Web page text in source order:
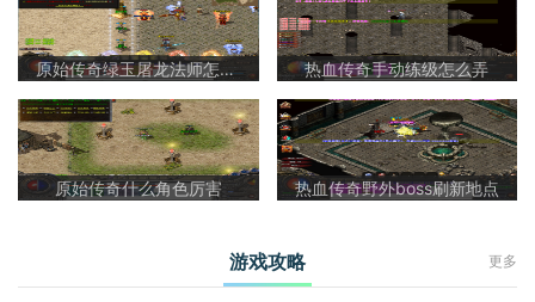
原始传奇绿玉屠龙法师怎么样啊 热血传奇手动练级怎么弄
原始传奇什么角色厉害 热血传奇野外boss刷新地点
游戏攻略 更多